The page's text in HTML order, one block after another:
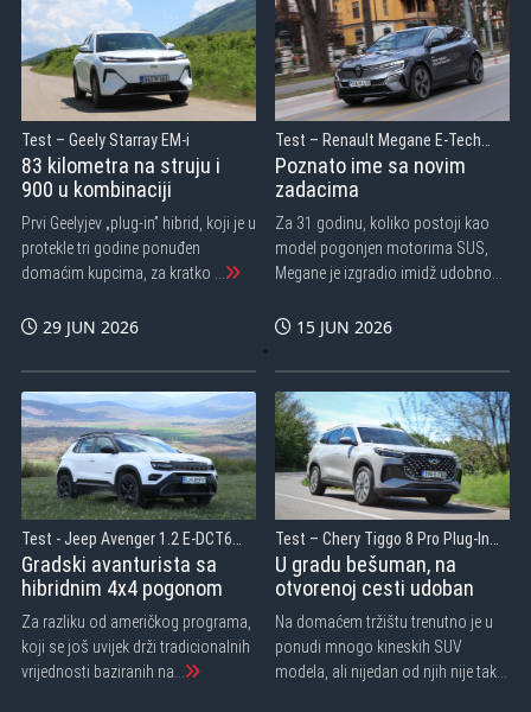
Test – Geely Starray EM-i
83 kilometra na struju i
900 u kombinaciji
Prvi Geelyjev „plug-in” hibrid, koji je u
protekle tri godine ponuđen
domaćim kupcima, za kratko ...
29 JUN 2026
Test – Renault Megane E-Tech
Electric
Poznato ime sa novim
zadacima
Za 31 godinu, koliko postoji kao
model pogonjen motorima SUS,
Megane je izgradio imidž udobnog,
15 JUN 2026
Test - Jeep Avenger 1.2 E-DCT6
MHEV
Gradski avanturista sa
hibridnim 4x4 pogonom
Za razliku od američkog programa,
koji se još uvijek drži tradicionalnih
vrijednosti baziranih na...
Test – Chery Tiggo 8 Pro Plug-In
Hybrid
U gradu bešuman, na
otvorenoj cesti udoban
Na domaćem tržištu trenutno je u
ponudi mnogo kineskih SUV
modela, ali nijedan od njih nije tako